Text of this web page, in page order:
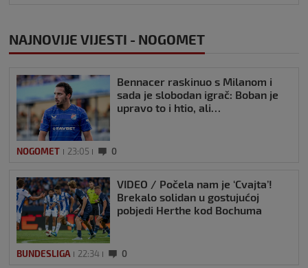
NAJNOVIJE VIJESTI - NOGOMET
Bennacer raskinuo s Milanom i
sada je slobodan igrač: Boban je
upravo to i htio, ali…
NOGOMET 23:05 0
VIDEO / Počela nam je ‘Cvajta’!
Brekalo solidan u gostujućoj
pobjedi Herthe kod Bochuma
BUNDESLIGA 22:34 0